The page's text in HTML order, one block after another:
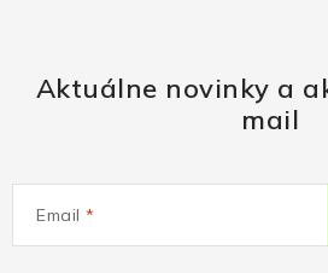
Aktuálne novinky a
mail
Email